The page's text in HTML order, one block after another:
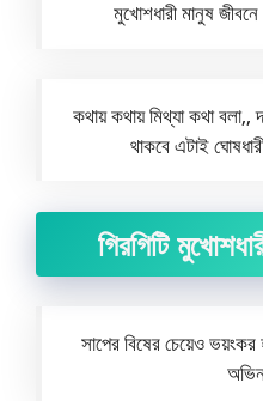
মুখোশধারী মানুষ
কথায় কথায় মিথ্যা কথা বলা,,
থাকবে এটাই
গিরগিটি
সাপের বিষের চেয়েও ভয়ংকর